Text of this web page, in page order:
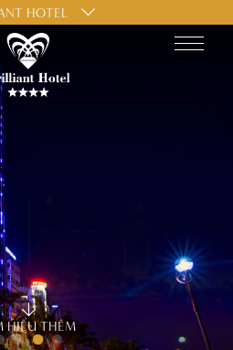
HIỂU THÊM
HOTEL